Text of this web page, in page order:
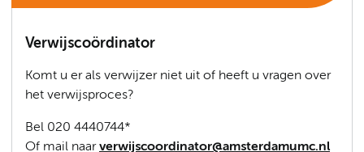
Verwijscoördinator
Komt u er als verwijzer niet uit of heeft u vragen over
het verwijsproces?
Bel 020 4440744*
Of mail naarverwijscoordinator@amsterdamumc.nl